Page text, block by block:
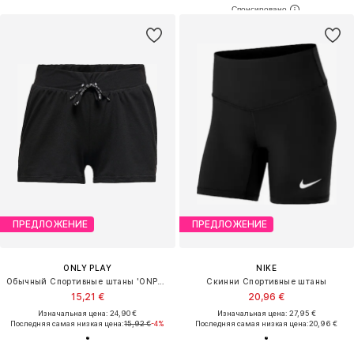
ПРЕДЛОЖЕНИЕ
ONLY PLAY
Обычный Спортивные штаны 'ONPAYNA'
15,21 €
Изначальная цена: 24,90 €
Последняя самая низкая цена:15,92 €-4%
ПРЕДЛОЖЕНИЕ
NIKE
Скинни Спортивные штаны
20,96 €
Изначальная цена: 27,95 €
Последняя самая низкая цена:20,96 €